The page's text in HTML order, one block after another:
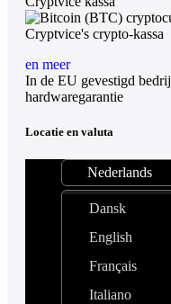
en meer
In de EU gevestigd
hardwaregarantie
Locatie en valuta
Nederlands
Dansk
English
Français
Italiano